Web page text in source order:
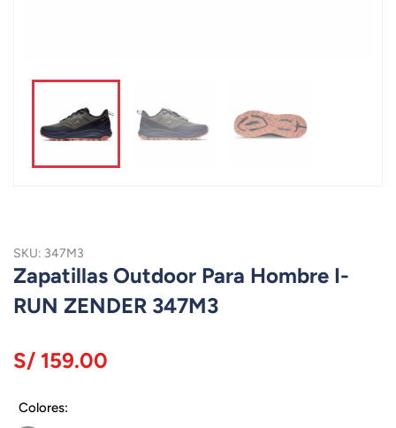
SKU: 347M3
Zapatillas Outdoor Para Hombre I-
RUN ZENDER 347M3
S/ 159.00
Colores: